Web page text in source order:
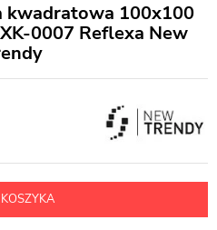
kwadratowa 100x100
0007 Reflexa New